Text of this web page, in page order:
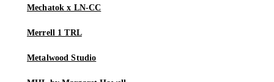
Mechatok x LN-CC
Merrell 1 TRL
Metalwood Studio